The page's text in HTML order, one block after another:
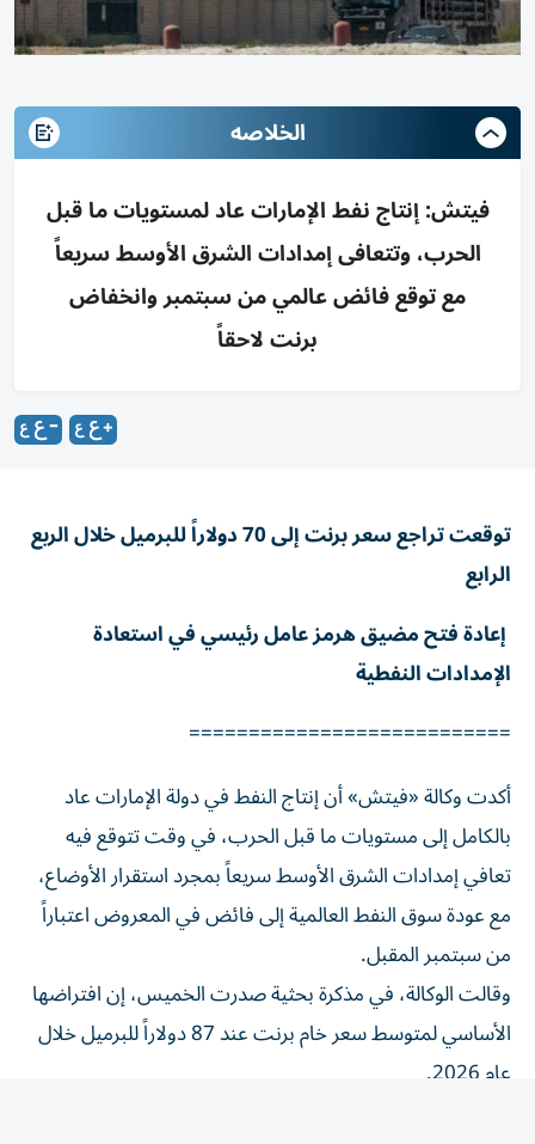
الخلاصه
فيتش: إنتاج نفط الإمارات عاد لمستويات ما قبل
الحرب، وتتعافى إمدادات الشرق الأوسط سريعاً
مع توقع فائض عالمي من سبتمبر وانخفاض
برنت لاحقاً
توقعت تراجع سعر برنت إلى 70 دولاراً للبرميل خلال الربع
الرابع
الإمدادات النفطية
أكدت وكالة «فيتش» أن إنتاج النفط في دولة الإمارات عاد
بالكامل إلى مستويات ما قبل الحرب، في وقت تتوقع فيه
تعافي إمدادات الشرق الأوسط سريعاً بمجرد استقرار الأوضاع،
مع عودة سوق النفط العالمية إلى فائض في المعروض اعتباراً
من سبتمبر المقبل.
وقالت الوكالة، في مذكرة بحثية صدرت الخميس، إن افتراضها
الأساسي لمتوسط سعر خام برنت عند 87 دولاراً للبرميل خلال
عام 2026.
وأضافت أن هناك مخاطر تدفع الأسعار نحو الانخفاض مقارنة